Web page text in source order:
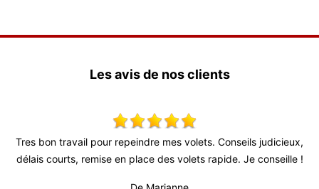
Les avis de nos clients
judicieux,
Je conseille !
Super travail ! Équipe très agréable je